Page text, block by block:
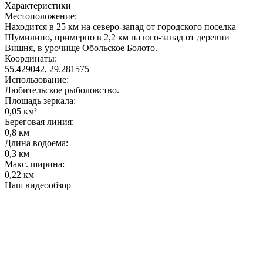
Характеристики
Местоположение:
Находится в 25 км на северо-запад от городского поселка
Шумилино, примерно в 2,2 км на юго-запад от деревни
Вишня, в урочище Обольское Болото.
Координаты:
55.429042, 29.281575
Использование:
Любительское рыболовство.
Площадь зеркала:
0,05 км²
Береговая линия:
0,8 км
Длина водоема:
0,3 км
Макс. ширина:
0,22 км
Наш видеообзор